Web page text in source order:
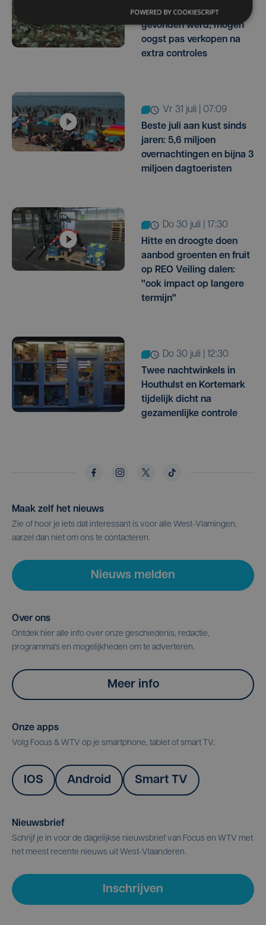
oxamyl op akkers
gevonden werd, mogen
oogst pas verkopen na
extra controles
vr 31 juli | 07:09
Beste juli aan kust sinds
jaren: 5,6 miljoen
overnachtingen en bijna 3
miljoen dagtoeristen
do 30 juli | 17:30
Hitte en droogte doen
aanbod groenten en fruit
op REO Veiling dalen:
"ook impact op langere
termijn"
do 30 juli | 12:30
Twee nachtwinkels in
Houthulst en Kortemark
tijdelijk dicht na
gezamenlijke controle
Maak zelf het nieuws
Zie of hoor je iets dat interessant is voor alle West-Vlamingen,
aarzel dan niet om ons te contacteren.
Nieuws melden
Over ons
Ontdek hier alle info over onze geschiedenis, redactie,
programma's en mogelijkheden om te adverteren.
Meer info
Onze apps
Volg Focus & WTV op je smartphone, tablet of smart TV.
IOS Android Smart TV
Nieuwsbrief
Schrijf je in voor de dagelijkse nieuwsbrief van Focus en WTV met
het meest recente nieuws uit West-Vlaanderen.
Inschrijven
POWERED BY COOKIESCRIPT